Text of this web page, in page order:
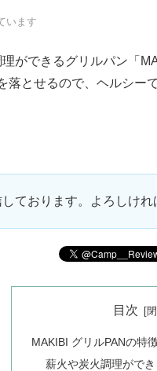
います
ができるグリルパン「
落とせるので、ヘルシー
ております。よろしけれ
目次
MAKIBI グリルPANの特
薪火や炭火調理がで